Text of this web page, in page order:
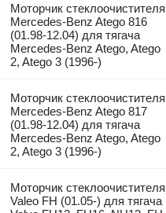
Моторчик стеклоочистителя
Mercedes-Benz Atego 816
(01.98-12.04) для тягача
Mercedes-Benz Atego, Atego
2, Atego 3 (1996-)
Моторчик стеклоочистителя
Mercedes-Benz Atego 817
(01.98-12.04) для тягача
Mercedes-Benz Atego, Atego
2, Atego 3 (1996-)
Моторчик стеклоочистителя
Valeo FH (01.05-) для тягача